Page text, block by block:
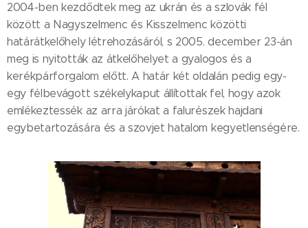
2004-ben kezdődtek meg az ukrán és a szlovák fél
között a Nagyszelmenc és Kisszelmenc közötti
határátkelőhely létrehozásáról, s 2005. december 23-án
meg is nyitották az átkelőhelyet a gyalogos és a
kerékpárforgalom előtt. A határ két oldalán pedig egy-
egy félbevágott székelykaput állítottak fel, hogy azok
emlékeztessék az arra járókat a falurészek hajdani
egybetartozására és a szovjet hatalom kegyetlenségére.